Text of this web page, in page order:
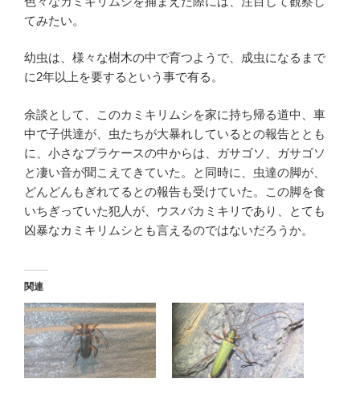
てみたい。
幼虫は、様々な樹木の中で育つようで、成虫になるまで
に2年以上を要するという事で有る。
余談として、このカミキリムシを家に持ち帰る道中、車
中で子供達が、虫たちが大暴れしているとの報告ととも
に、小さなプラケースの中からは、ガサゴソ、ガサゴソ
と凄い音が聞こえてきていた。と同時に、虫達の脚が、
どんどんもぎれてるとの報告も受けていた。この脚を食
いちぎっていた犯人が、ウスバカミキリであり、とても
凶暴なカミキリムシとも言えるのではないだろうか。
関連